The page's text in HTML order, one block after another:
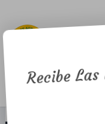
Menu
goteo.
febrero 13,
Recibe